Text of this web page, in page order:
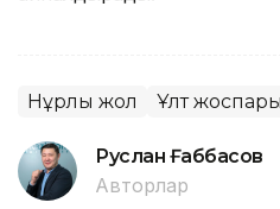
Нұрлы жол Ұлт
Руслан Ғаббасов
Авторлар